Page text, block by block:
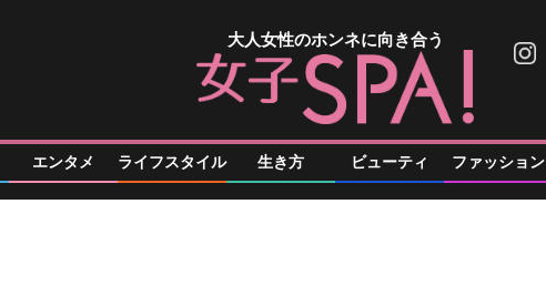
大人女性のホンネに向き合う
エンタメ ライフスタイル 生き方 ビューティ ファッション